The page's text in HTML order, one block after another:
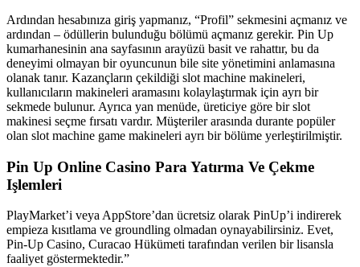
Ardından hesabınıza giriş yapmanız, “Profil” sekmesini açmanız ve
ardından – ödüllerin bulunduğu bölümü açmanız gerekir. Pin Up
kumarhanesinin ana sayfasının arayüzü basit ve rahattır, bu da
deneyimi olmayan bir oyuncunun bile site yönetimini anlamasına
olanak tanır. Kazançların çekildiği slot machine makineleri,
kullanıcıların makineleri aramasını kolaylaştırmak için ayrı bir
sekmede bulunur. Ayrıca yan menüde, üreticiye göre bir slot
makinesi seçme fırsatı vardır. Müşteriler arasında durante popüler
olan slot machine game makineleri ayrı bir bölüme yerleştirilmiştir.
Pin Up Online Casino Para Yatırma Ve Çekme
Işlemleri
PlayMarket’i veya AppStore’dan ücretsiz olarak PinUp’i indirerek
empieza kısıtlama ve groundling olmadan oynayabilirsiniz. Evet,
Pin-Up Casino, Curacao Hükümeti tarafından verilen bir lisansla
faaliyet göstermektedir.”